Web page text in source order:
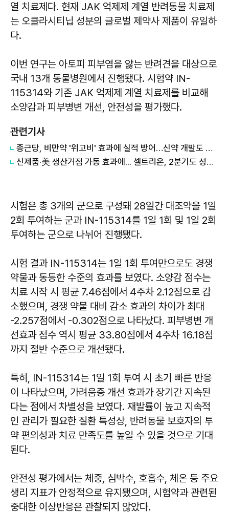
열 치료제다. 현재 JAK 억제제 계열 반려동물 치료제
는 오클라시티닙 성분의 글로벌 제약사 제품이 유일하
다.
이번 연구는 아토피 피부염을 앓는 반려견을 대상으로
국내 13개 동물병원에서 진행됐다. 시험약 IN-
115314와 기존 JAK 억제제 계열 치료제를 비교해
소양감과 피부병변 개선, 안전성을 평가했다.
관련기사
종근당, 비만약 '위고비' 효과에 실적 방어…신약 개발도 속도
신제품·美 생산거점 가동 효과에... 셀트리온, 2분기도 성장 모멘텀 기대감
시험은 총 3개의 군으로 구성돼 28일간 대조약을 1일
2회 투여하는 군과 IN-115314를 1일 1회 및 1일 2회
투여하는 군으로 나뉘어 진행됐다.
시험 결과 IN-115314는 1일 1회 투여만으로도 경쟁
약물과 동등한 수준의 효과를 보였다. 소양감 점수는
치료 시작 시 평균 7.46점에서 4주차 2.12점으로 감
소했으며, 경쟁 약물 대비 감소 효과의 차이가 최대
-2.257점에서 -0.302점으로 나타났다. 피부병변 개
선효과 점수 역시 평균 33.80점에서 4주차 16.18점
까지 절반 수준으로 개선됐다.
특히, IN-115314는 1일 1회 투여 시 초기 빠른 반응
이 나타났으며, 가려움증 개선 효과가 장기간 지속된
다는 점에서 차별성을 보였다. 재발률이 높고 지속적
인 관리가 필요한 질환 특성상, 반려동물 보호자의 투
약 편의성과 치료 만족도를 높일 수 있을 것으로 기대
된다.
안전성 평가에서는 체중, 심박수, 호흡수, 체온 등 주요
생리 지표가 안정적으로 유지됐으며, 시험약과 관련된
중대한 이상반응은 관찰되지 않았다.